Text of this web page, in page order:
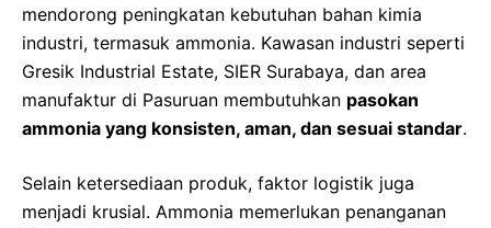
mendorong peningkatan kebutuhan bahan kimia
industri, termasuk ammonia. Kawasan industri seperti
Gresik Industrial Estate, SIER Surabaya, dan area
manufaktur di Pasuruan membutuhkan pasokan
ammonia yang konsisten, aman, dan sesuai standar.
Selain ketersediaan produk, faktor logistik juga
menjadi krusial. Ammonia memerlukan penanganan